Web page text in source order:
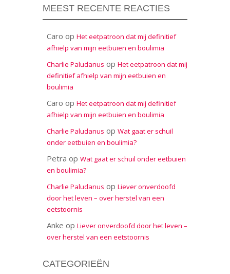
MEEST RECENTE REACTIES
Caro op Het eetpatroon dat mij definitief
afhielp van mijn eetbuien en boulimia
Charlie Paludanus op Het eetpatroon dat mij
definitief afhielp van mijn eetbuien en
boulimia
Caro op Het eetpatroon dat mij definitief
afhielp van mijn eetbuien en boulimia
Charlie Paludanus op Wat gaat er schuil
onder eetbuien en boulimia?
Petra op Wat gaat er schuil onder eetbuien
en boulimia?
Charlie Paludanus op Liever onverdoofd
door het leven – over herstel van een
eetstoornis
Anke op Liever onverdoofd door het leven –
over herstel van een eetstoornis
CATEGORIEËN